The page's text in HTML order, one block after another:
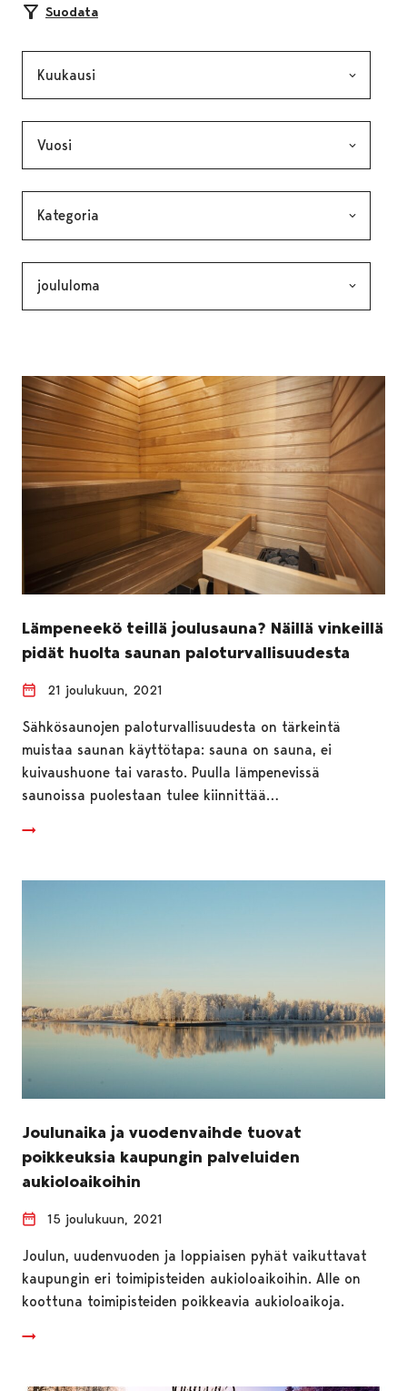
Suodata
Lämpeneekö teillä joulusauna? Näillä vinkeillä
pidät huolta saunan paloturvallisuudesta
21 joulukuun, 2021
Sähkösaunojen paloturvallisuudesta on tärkeintä
muistaa saunan käyttötapa: sauna on sauna, ei
kuivaushuone tai varasto. Puulla lämpenevissä
saunoissa puolestaan tulee kiinnittää…
Joulunaika ja vuodenvaihde tuovat
poikkeuksia kaupungin palveluiden
aukioloaikoihin
15 joulukuun, 2021
Joulun, uudenvuoden ja loppiaisen pyhät vaikuttavat
kaupungin eri toimipisteiden aukioloaikoihin. Alle on
koottuna toimipisteiden poikkeavia aukioloaikoja.